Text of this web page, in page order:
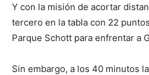
Y con la misión de acortar
tercero en la tabla con 22
Parque Schott para enfrentar a
Sin embargo, a los 40 minutos